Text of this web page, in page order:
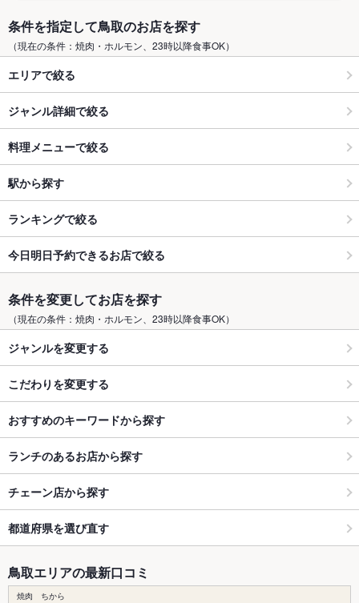
条件を指定して鳥取のお店を探す
（現在の条件：焼肉・ホルモン、23時以降食事OK）
エリアで絞る
ジャンル詳細で絞る
料理メニューで絞る
駅から探す
ランキングで絞る
今日明日予約できるお店で絞る
条件を変更してお店を探す
（現在の条件：焼肉・ホルモン、23時以降食事OK）
ジャンルを変更する
こだわりを変更する
おすすめのキーワードから探す
ランチのあるお店から探す
チェーン店から探す
都道府県を選び直す
鳥取エリアの最新口コミ
焼肉 ちから